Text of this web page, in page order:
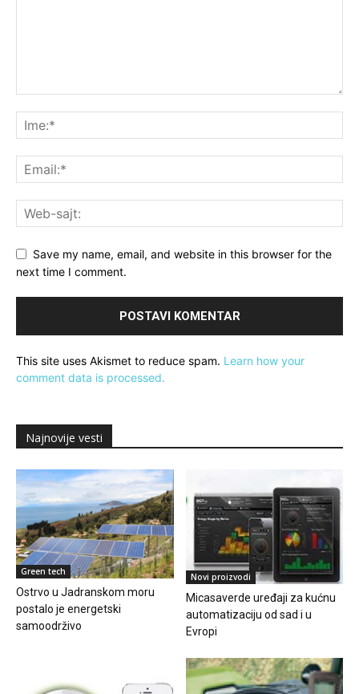
Save my name, email, and website in this browser for the
next time I comment.
This site uses Akismet to reduce spam. Learn how your
comment data is processed.
Najnovije vesti
Green tech
Ostrvo u Jadranskom moru
postalo je energetski
samoodrživo
Novi proizvodi
Micasaverde uređaji za kućnu
automatizaciju od sad i u
Evropi